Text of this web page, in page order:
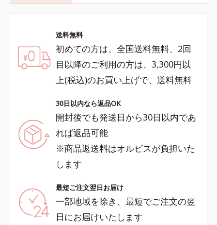
送料無料
初めての方は、全国送料無料、2回
目以降のご利用の方は、3,300円以
上(税込)のお買い上げで、送料無料
30日以内なら返品OK
開封後でも発送日から30日以内であ
れば返品可能
※商品返送料はオルビスが負担いた
します
最短ご注文翌日お届け
一部地域を除き、最短でご注文の翌
日にお届けいたします